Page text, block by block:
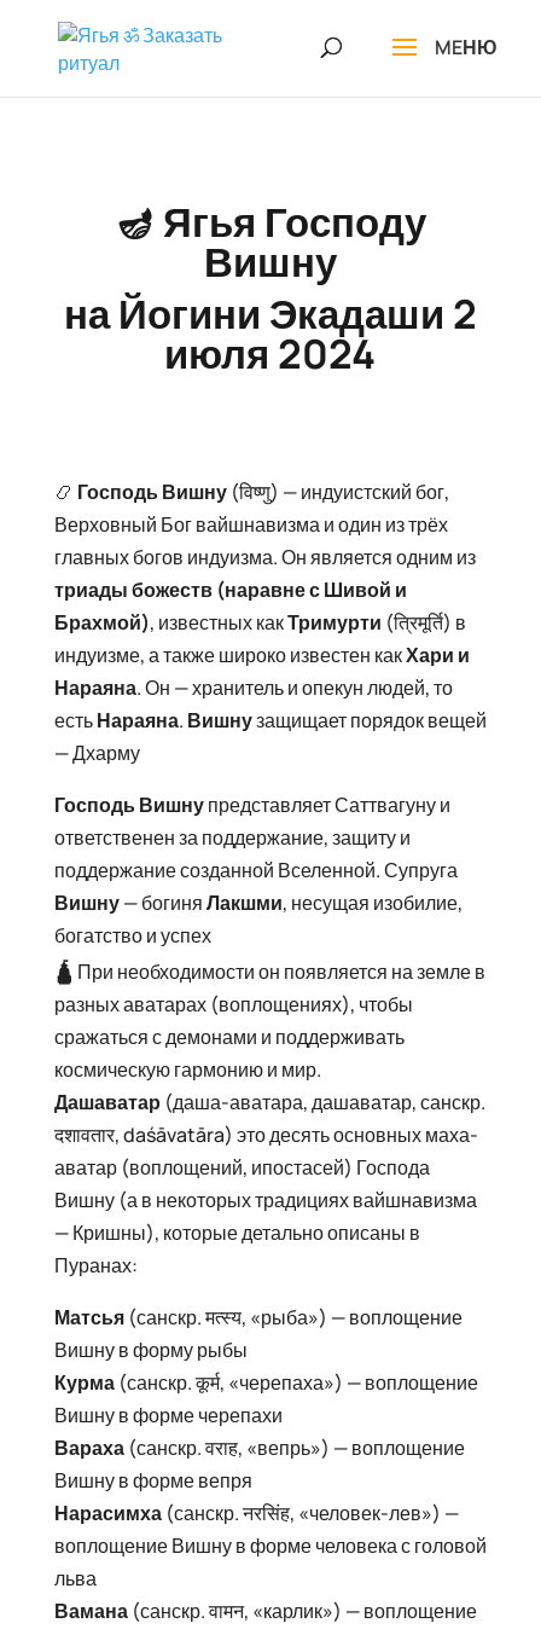
🪔 Ягья Господу
Вишну
на Йогини Экадаши 2
июля 2024
📿 Господь Вишну(विष्णु) — индуистский бог,
Верховный Бог вайшнавизма и один из трёх
главных богов индуизма. Он является одним из
триады божеств (наравне с Шивой и
Брахмой), известных какТримурти (त्रिमूर्ति) в
индуизме, а также широко известен какХари и
Нараяна. Он — хранитель и опекун людей, то
естьНараяна. Вишнузащищает порядок вещей
— Дхарму
Господь Вишнупредставляет Саттвагуну и
ответственен за поддержание, защиту и
поддержание созданной Вселенной. Супруга
Вишну— богиняЛакшми, несущая изобилие,
богатство и успех
🛕 При необходимости он появляется на земле в
разных аватарах (воплощениях), чтобы
сражаться с демонами и поддерживать
космическую гармонию и мир.
Дашаватар (даша-аватара, дашаватар, санскр.
दशावतार, daśāvatāra) это десять основных маха-
аватар (воплощений, ипостасей) Господа
Вишну (а в некоторых традициях вайшнавизма
— Кришны), которые детально описаны в
Пуранах:
Матсья (санскр. मत्स्य, «рыба») — воплощение
Вишну в форму рыбы
Курма (санскр. कूर्म, «черепаха») — воплощение
Вишну в форме черепахи
Вараха (санскр. वराह, «вепрь») — воплощение
Вишну в форме вепря
Нарасимха (санскр. नरसिंह, «человек-лев») —
воплощение Вишну в форме человека с головой
льва
Вамана (санскр. वामन, «карлик») — воплощение